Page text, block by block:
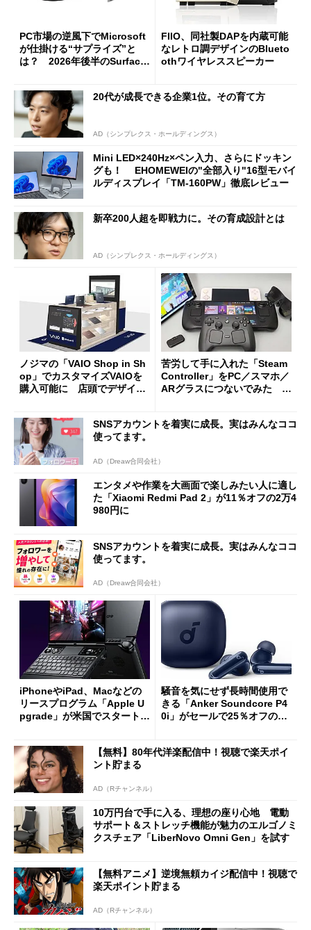
PC市場の逆風下でMicrosoft
が仕掛ける“サプライズ”と
は？ 2026年後半のSurface
FIIO、同社製DAPを内蔵可能
なレトロ調デザインのBlueto
othワイヤレススピーカー
20代が成長できる企業1位。その育て方
AD（シンプレクス・ホールディングス）
Mini LED×240Hz×ペン入力、さらにドッキン
グも！ EHOMEWEIの"全部入り"16型モバイ
ルディスプレイ「TM-160PW」徹底レビュー
新卒200人超を即戦力に。その育成設計とは
AD（シンプレクス・ホールディングス）
ノジマの「VAIO Shop in Sh
op」でカスタマイズVAIOを
購入可能に 店頭でデザイン
苦労して手に入れた「Steam
Controller」をPC／スマホ／
ARグラスにつないでみた ゲ
SNSアカウントを着実に成長。実はみんなココ
使ってます。
AD（Dreaw合同会社）
エンタメや作業を大画面で楽しみたい人に適し
た「Xiaomi Redmi Pad 2」が11％オフの2万4
980円に
SNSアカウントを着実に成長。実はみんなココ
使ってます。
AD（Dreaw合同会社）
iPhoneやiPad、Macなどの
リースプログラム「Apple U
pgrade」が米国でスタート／
ut」が明...
騒音を気にせず長時間使用で
きる「Anker Soundcore P4
0i」がセールで25％オフの59
【無料】80年代洋楽配信中！視聴で楽天ポイ
ント貯まる
AD（Rチャンネル）
10万円台で手に入る、理想の座り心地 電動
サポート＆ストレッチ機能が魅力のエルゴノミ
クスチェア「LiberNovo Omni Gen」を試す
【無料アニメ】逆境無頼カイジ配信中！視聴で
楽天ポイント貯まる
AD（Rチャンネル）